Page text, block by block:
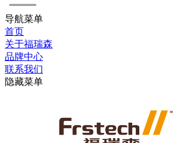
导航菜单
首页
关于福瑞森
品牌中心
联系我们
隐藏菜单